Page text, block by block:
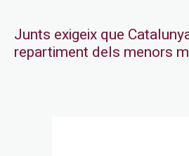
Junts exigeix que
repartiment dels menors